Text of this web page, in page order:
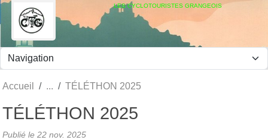
LES CYCLOTOURISTES GRANGEOIS
Accueil TÉLÉTHON 2025
TÉLÉTHON 2025
Publié le 22 nov. 2025
Panneau de gestion des cookies